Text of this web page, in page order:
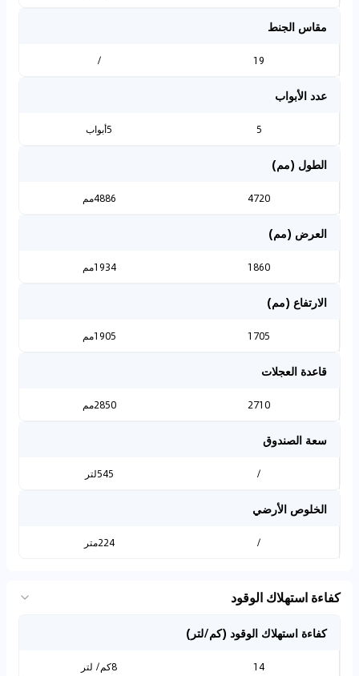
مقاس الجنط
19
/
عدد الأبواب
5 5أبواب
الطول (مم)
4720 4886مم
العرض (مم)
1860 1934مم
الارتفاع (مم)
1705 1905مم
قاعدة العجلات
2710 2850مم
سعة الصندوق
/ 545لتر
الخلوص الأرضي
/ 224متر
كفاءة استهلاك الوقود
كفاءة استهلاك الوقود (كم/لتر)
14 8كم/ لتر